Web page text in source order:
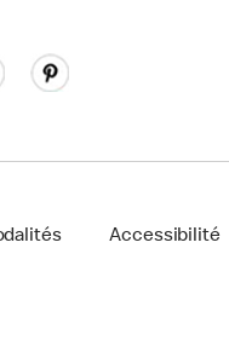
Accessibilité